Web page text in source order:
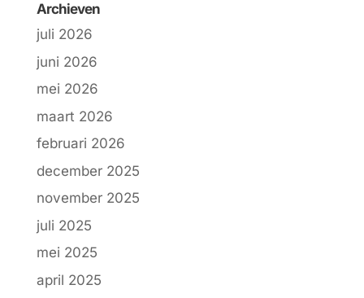
Archieven
juli 2026
juni 2026
mei 2026
maart 2026
februari 2026
december 2025
november 2025
juli 2025
mei 2025
april 2025